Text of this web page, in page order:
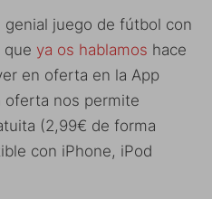
genial juego de fútbol con
que ya os hablamos hace
en oferta en la App
oferta nos permite
(2,99€ de forma
con iPhone, iPod